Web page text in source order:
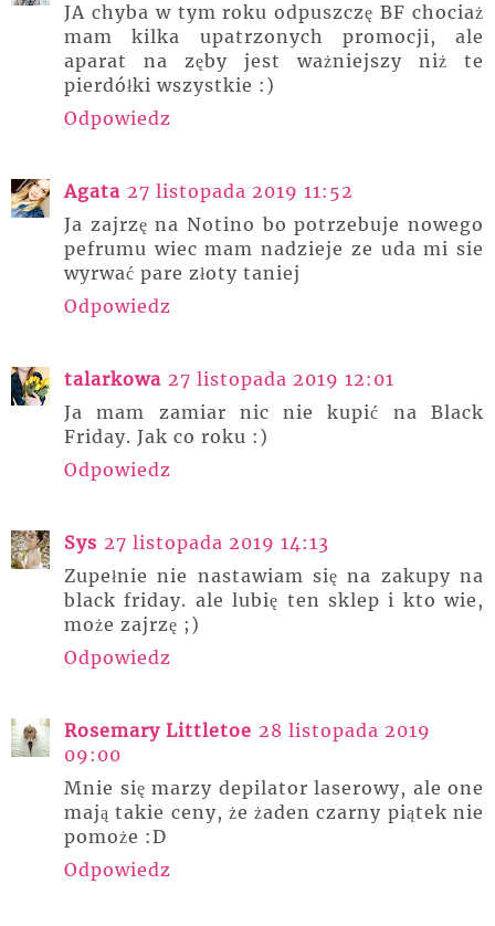
JA chyba w tym roku odpuszczę BF chociaż
mam kilka upatrzonych promocji, ale
aparat na zęby jest ważniejszy niż te
pierdółki wszystkie :)
Odpowiedz
Agata 27 listopada 2019 11:52
Ja zajrzę na Notino bo potrzebuje nowego
pefrumu wiec mam nadzieje ze uda mi sie
wyrwać pare złoty taniej
Odpowiedz
talarkowa 27 listopada 2019 12:01
Ja mam zamiar nic nie kupić na Black
Friday. Jak co roku :)
Odpowiedz
Sys 27 listopada 2019 14:13
Zupełnie nie nastawiam się na zakupy na
black friday. ale lubię ten sklep i kto wie,
może zajrzę ;)
Odpowiedz
Rosemary Littletoe 28 listopada 2019
09:00
Mnie się marzy depilator laserowy, ale one
mają takie ceny, że żaden czarny piątek nie
pomoże :D
Odpowiedz